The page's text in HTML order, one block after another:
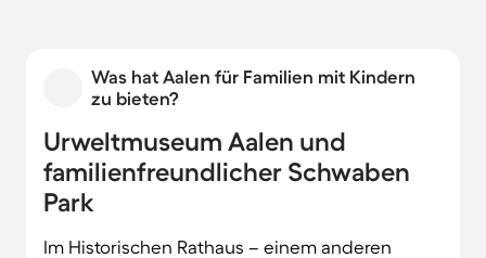
Was hat Aalen für Familien mit Kindern
zu bieten?
Urweltmuseum Aalen und
familienfreundlicher Schwaben
Park
Im Historischen Rathaus – einem anderen